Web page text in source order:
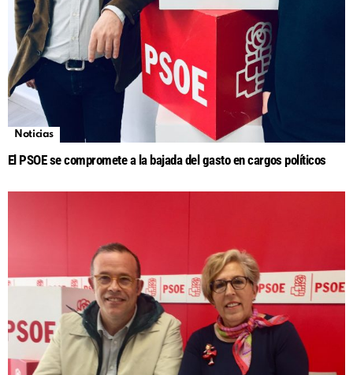
Noticias
El PSOE se compromete a la bajada del gasto en cargos políticos